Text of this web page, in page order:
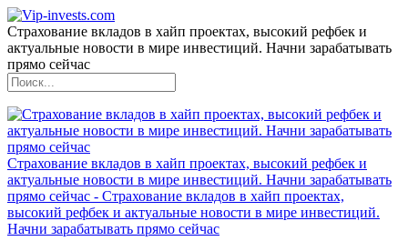
Страхование вкладов в хайп проектах, высокий рефбек и
актуальные новости в мире инвестиций. Начни зарабатывать
прямо сейчас
Страхование вкладов в хайп проектах, высокий рефбек и
актуальные новости в мире инвестиций. Начни зарабатывать
прямо сейчас - Страхование вкладов в хайп проектах,
высокий рефбек и актуальные новости в мире инвестиций.
Начни зарабатывать прямо сейчас